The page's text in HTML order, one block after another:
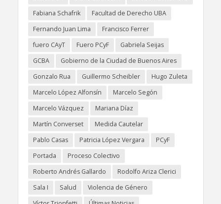
Fabiana Schafrik
Facultad de Derecho UBA
Fernando Juan Lima
Francisco Ferrer
fuero CAyT
Fuero PCyF
Gabriela Seijas
GCBA
Gobierno de la Ciudad de Buenos Aires
Gonzalo Rua
Guillermo Scheibler
Hugo Zuleta
Marcelo López Alfonsín
Marcelo Segón
Marcelo Vázquez
Mariana Díaz
Martín Converset
Medida Cautelar
Pablo Casas
Patricia López Vergara
PCyF
Portada
Proceso Colectivo
Roberto Andrés Gallardo
Rodolfo Ariza Clerici
Sala I
Salud
Violencia de Género